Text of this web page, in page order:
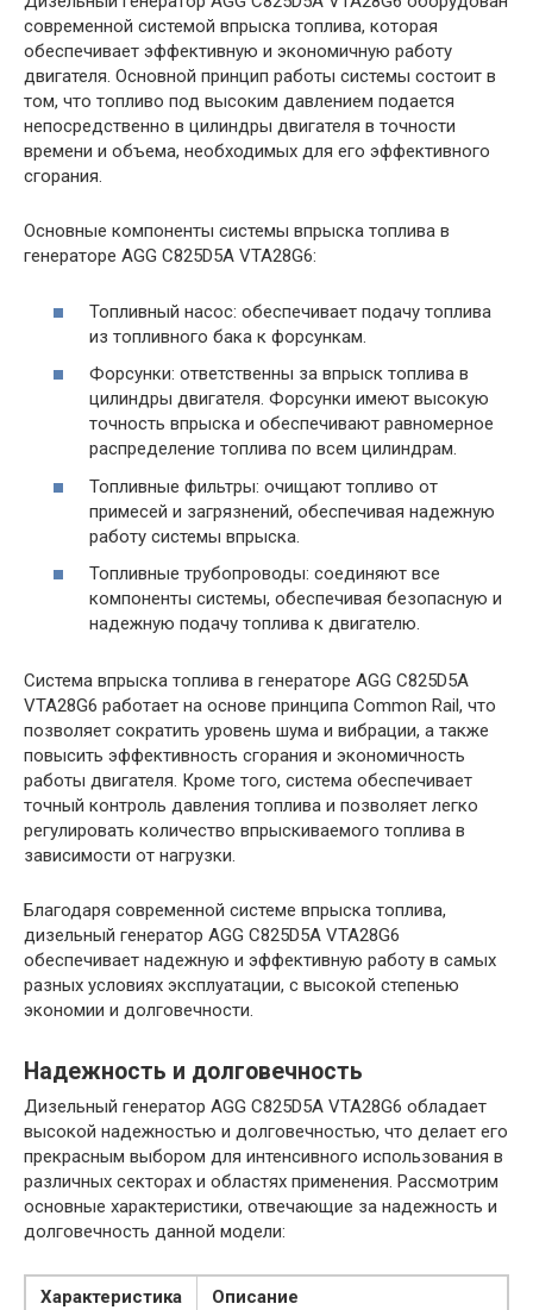
современной системой впрыска топлива, которая
обеспечивает эффективную и экономичную работу
двигателя. Основной принцип работы системы состоит в
том, что топливо под высоким давлением подается
непосредственно в цилиндры двигателя в точности
времени и объема, необходимых для его эффективного
сгорания.
Основные компоненты системы впрыска топлива в
генераторе AGG C825D5A VTA28G6:
Топливный насос: обеспечивает подачу топлива
из топливного бака к форсункам.
Форсунки: ответственны за впрыск топлива в
цилиндры двигателя. Форсунки имеют высокую
точность впрыска и обеспечивают равномерное
распределение топлива по всем цилиндрам.
Топливные фильтры: очищают топливо от
примесей и загрязнений, обеспечивая надежную
работу системы впрыска.
Топливные трубопроводы: соединяют все
компоненты системы, обеспечивая безопасную и
надежную подачу топлива к двигателю.
Система впрыска топлива в генераторе AGG C825D5A
VTA28G6 работает на основе принципа Common Rail, что
позволяет сократить уровень шума и вибрации, а также
повысить эффективность сгорания и экономичность
работы двигателя. Кроме того, система обеспечивает
точный контроль давления топлива и позволяет легко
регулировать количество впрыскиваемого топлива в
зависимости от нагрузки.
Благодаря современной системе впрыска топлива,
дизельный генератор AGG C825D5A VTA28G6
обеспечивает надежную и эффективную работу в самых
разных условиях эксплуатации, с высокой степенью
экономии и долговечности.
Надежность и долговечность
Дизельный генератор AGG C825D5A VTA28G6 обладает
высокой надежностью и долговечностью, что делает его
прекрасным выбором для интенсивного использования в
различных секторах и областях применения. Рассмотрим
основные характеристики, отвечающие за надежность и
долговечность данной модели:
Характеристика Описание